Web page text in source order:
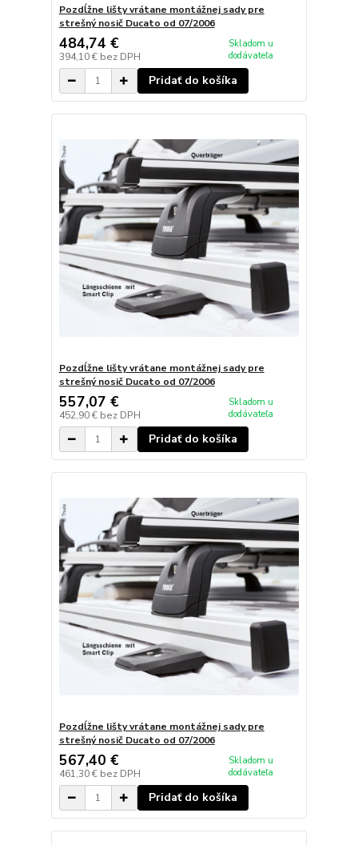
Pozdĺžne lišty vrátane montážnej sady pre
strešný nosič Ducato od 07/2006
484,74 €
394,10 € bez DPH
Skladom u
dodávateľa
Pridať do košíka
Pozdĺžne lišty vrátane montážnej sady pre
strešný nosič Ducato od 07/2006
557,07 €
452,90 € bez DPH
Skladom u
dodávateľa
Pridať do košíka
Pozdĺžne lišty vrátane montážnej sady pre
strešný nosič Ducato od 07/2006
567,40 €
461,30 € bez DPH
Skladom u
dodávateľa
Pridať do košíka